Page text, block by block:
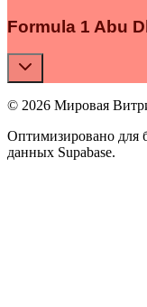
Formula 1 Abu
© 2026 Мировая
Оптимизировано для
данных Supabase.